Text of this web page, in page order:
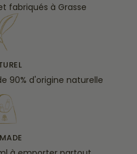
fabriqués à Grasse
90% d'origine naturelle